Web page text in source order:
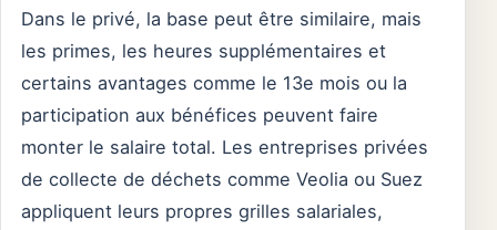
Dans le privé, la base peut être similaire, mais
les primes, les heures supplémentaires et
certains avantages comme le 13e mois ou la
participation aux bénéfices peuvent faire
monter le salaire total. Les entreprises privées
de collecte de déchets comme Veolia ou Suez
appliquent leurs propres grilles salariales,